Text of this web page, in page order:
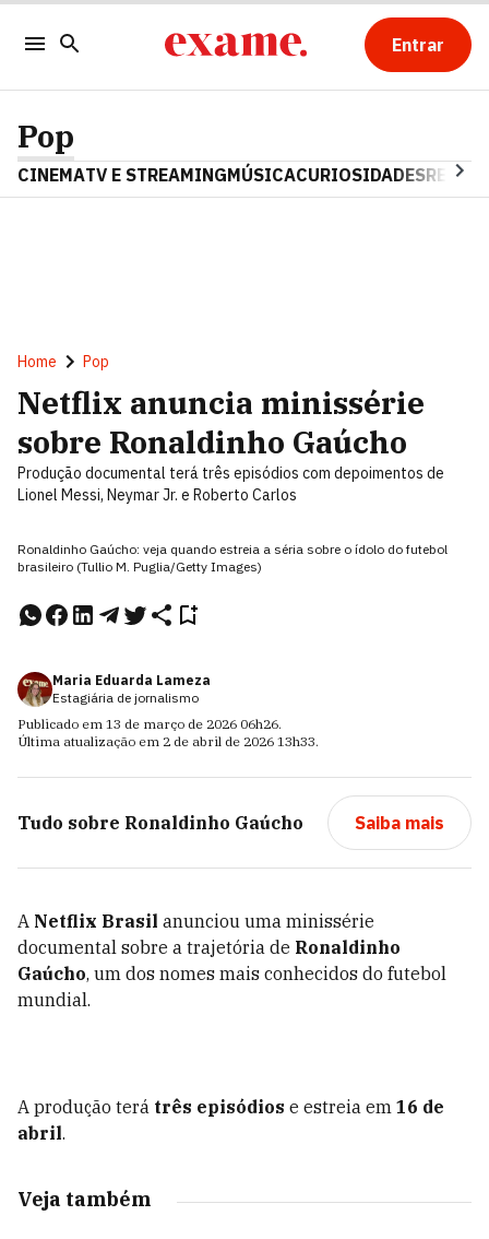
Entrar
Pop
CINEMATV E STREAMINGMÚSICACURIOSIDADES
Home Pop
Netflix anuncia minissérie
sobre Ronaldinho Gaúcho
Produção documental terá três episódios com depoimentos de
Lionel Messi, Neymar Jr. e Roberto Carlos
Ronaldinho Gaúcho: veja quando estreia a séria sobre o ídolo do futebol
brasileiro (Tullio M. Puglia/Getty Images)
Maria Eduarda Lameza
Estagiária de jornalismo
Publicado em 13 de março de 2026 06h26.
Última atualização em 2 de abril de 2026 13h33.
Tudo sobre Ronaldinho Gaúcho Saiba mais
A Netflix Brasil anunciou uma minissérie
documental sobre a trajetória de Ronaldinho
Gaúcho, um dos nomes mais conhecidos do futebol
mundial.
A produção terá três episódios e estreia em 16 de
abril.
Veja também